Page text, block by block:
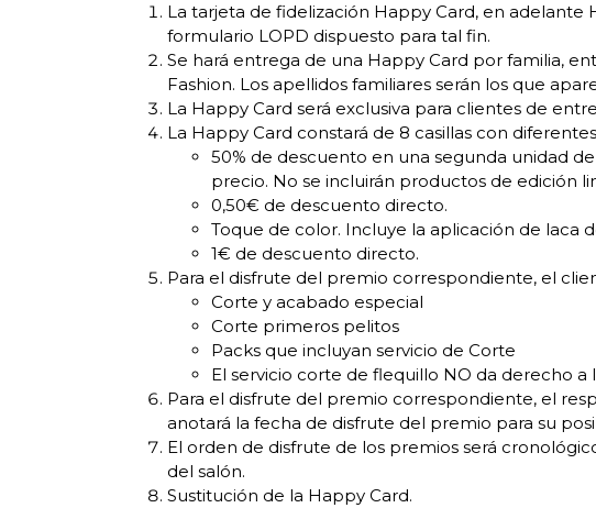
La tarjeta de fidelización Happy Card, en
formulario LOPD dispuesto para tal fin.
Se hará entrega de una Happy Card por familia,
Fashion. Los apellidos familiares serán los que
La Happy Card será exclusiva para clientes de
La Happy Card constará de 8 casillas con
50% de descuento en una segunda unidad
precio. No se incluirán productos de edición
0,50€ de descuento directo.
Toque de color. Incluye la aplicación de laca
1€ de descuento directo.
Para el disfrute del premio correspondiente, el
Corte y acabado especial
Corte primeros pelitos
Packs que incluyan servicio de Corte
El servicio corte de flequillo NO da derecho a
Para el disfrute del premio correspondiente, el
anotará la fecha de disfrute del premio para su
El orden de disfrute de los premios será
del salón.
Sustitución de la Happy Card.